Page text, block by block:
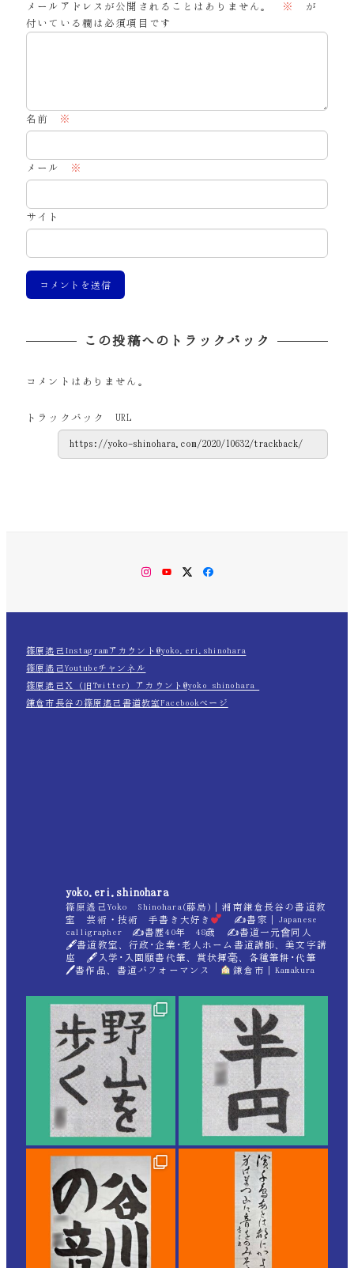
メールアドレスが公開されることはありません。 ※
が
付いている欄は必須項目です
名前 ※
メール ※
サイト
この投稿へのトラックバック
コメントはありません。
トラックバック URL
Instagram
YouTubeTwitterFacebook
篠原遙己Instagramアカウント@yoko.eri.shinohara
篠原遙己Youtubeチャンネル
篠原遙己Ｘ（旧Twitter）アカウント@yoko_shinohara_
鎌倉市長谷の篠原遙己書道教室Facebookページ
yoko.eri.shinohara
篠原遙己Yoko Shinohara(藤島)｜湘南鎌倉長谷の書道教
室 芸術・技術 手書き大好き
✍書家｜Japanese
calligrapher ✍書歴40年 48歳 ✍書道一元會同人
🖋書道教室、行政･企業･老人ホーム書道講師、美文字講
座 🖋入学･入園願書代筆、賞状揮毫、各種筆耕･代筆
🖊書作品、書道パフォーマンス
鎌倉市｜Kamakura